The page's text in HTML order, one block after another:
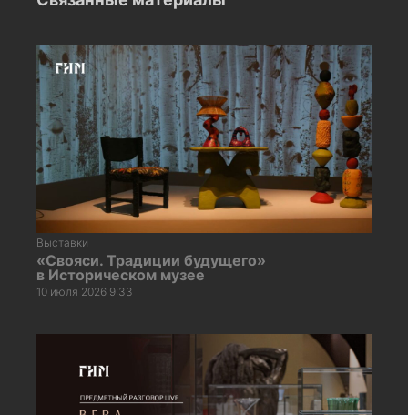
Выставки
«Свояси. Традиции будущего»
в Историческом музее
10 июля 2026 9:33